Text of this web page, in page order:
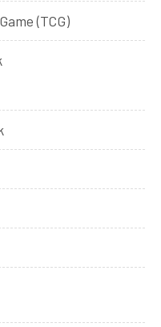
(TCG)